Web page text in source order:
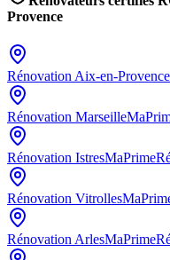
Provence
Rénovation Aix-en-Provence
Rénovation Marseille
Rénovation Istres
Rénovation Vitrolles
Rénovation Arles